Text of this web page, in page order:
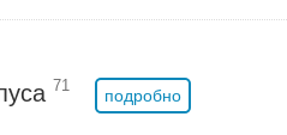
71
подробно